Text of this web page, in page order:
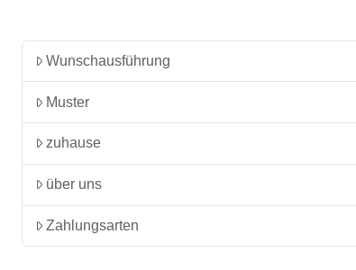
Wunschausführung
Muster
zuhause
über uns
Zahlungsarten